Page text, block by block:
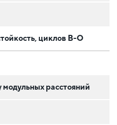
циклов В-О
расстояний